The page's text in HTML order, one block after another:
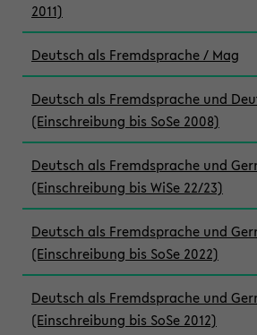
2011)
Deutsch als Fremdsprache / Mag
Deutsch als Fremdsprache und
(Einschreibung bis SoSe 2008)
Deutsch als Fremdsprache und
(Einschreibung bis WiSe 22/23)
Deutsch als Fremdsprache und
(Einschreibung bis SoSe 2022)
Deutsch als Fremdsprache und
(Einschreibung bis SoSe 2012)